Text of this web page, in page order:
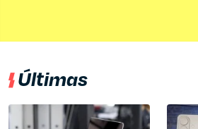
Últimas